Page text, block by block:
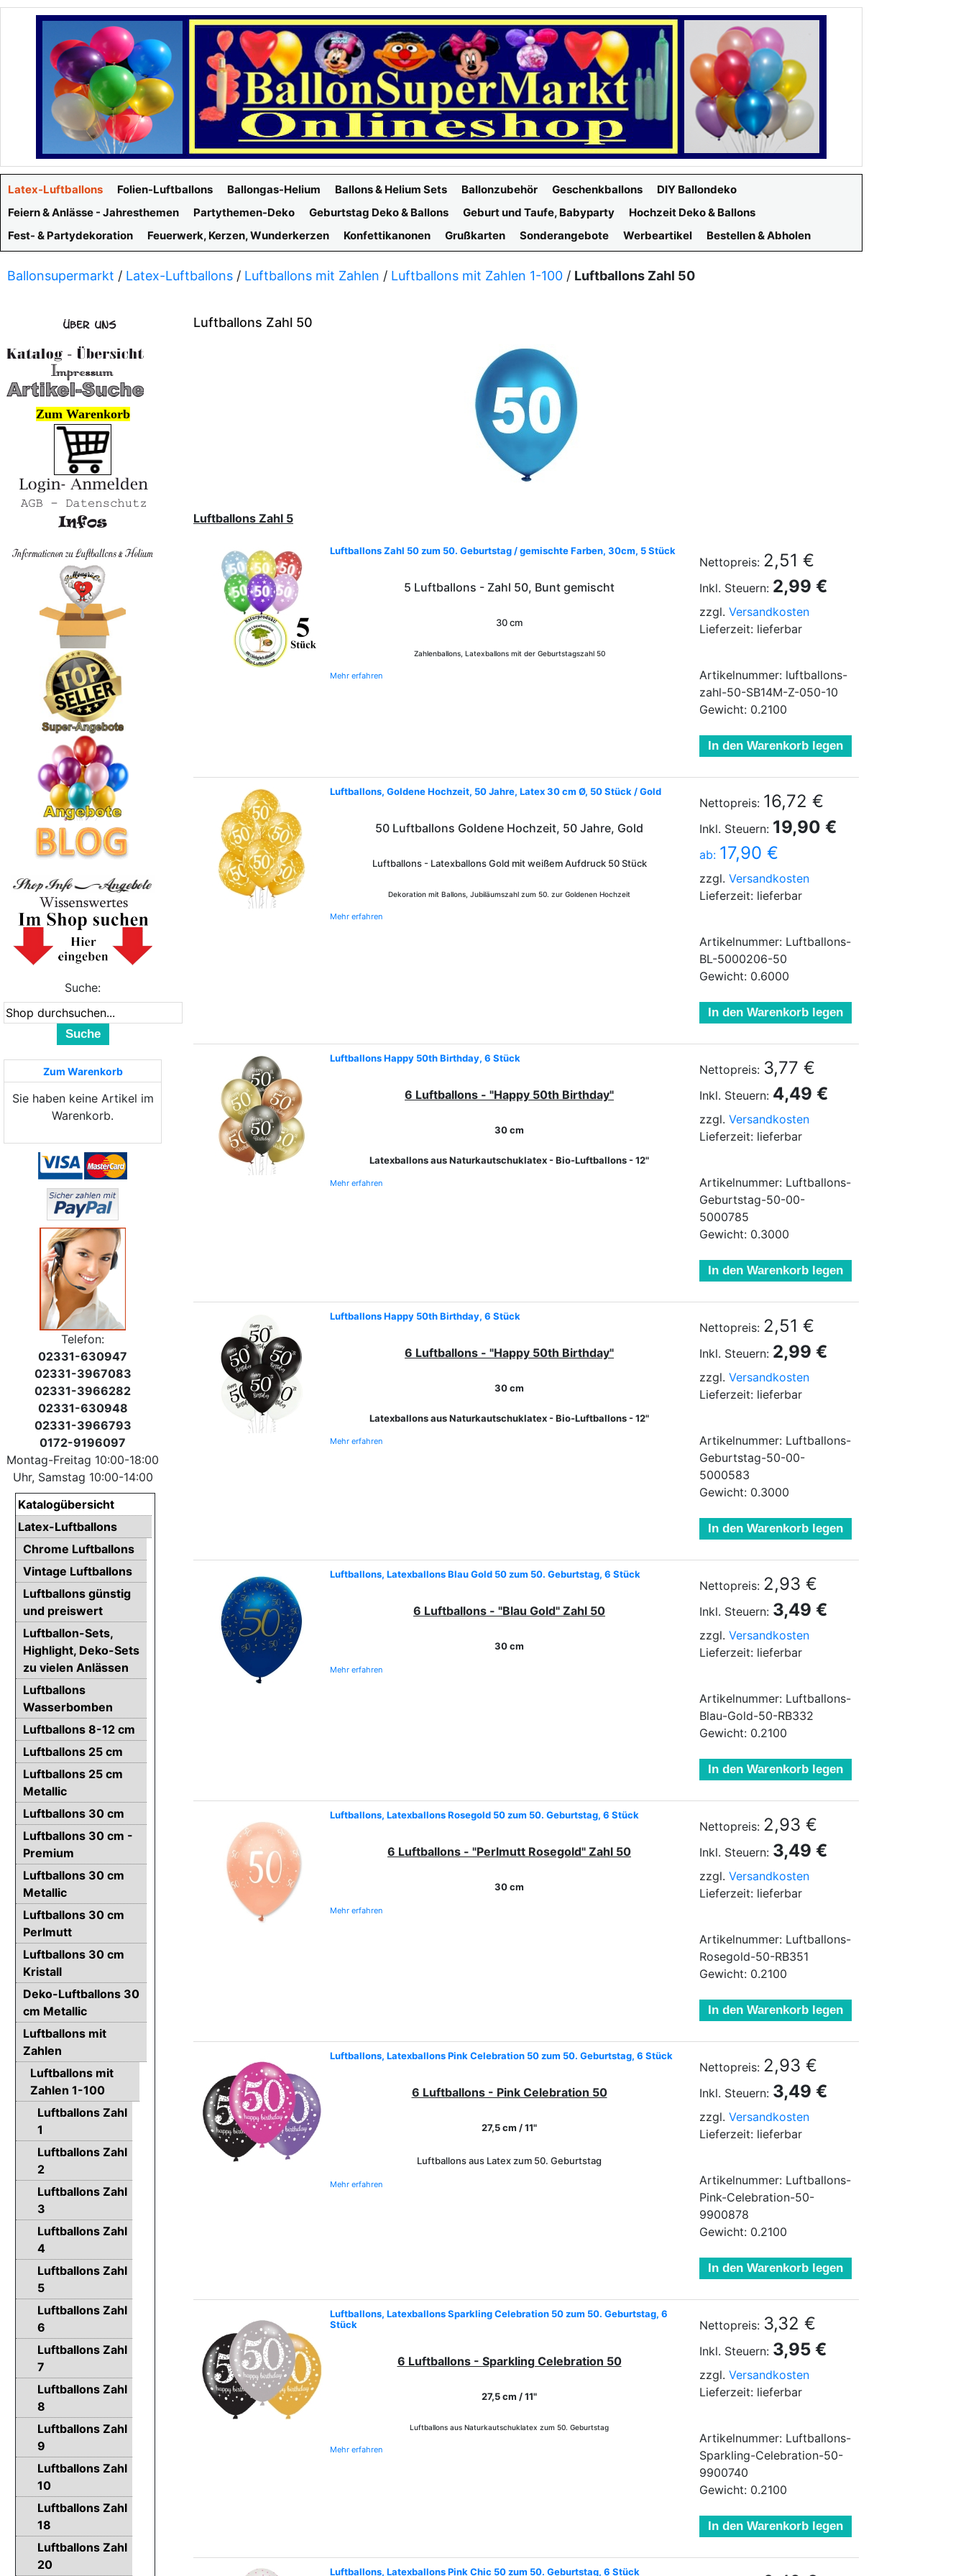
Latex-Luftballons Folien-Luftballons Ballongas-Helium Ballons & Helium Sets Ballonzubehör Geschenkballons
DIY Ballondeko
Feiern & Anlässe - Jahresthemen
Partythemen-Deko Geburtstag Deko & Ballons Geburt und Taufe, Babyparty
Hochzeit Deko & Ballons
Fest- & Partydekoration
Feuerwerk, Kerzen, Wunderkerzen Konfettikanonen Grußkarten Sonderangebote Werbeartikel Bestellen & Abholen
Ballonsupermarkt / Latex-Luftballons / Luftballons mit Zahlen / Luftballons mit Zahlen 1-100 / Luftballons Zahl 50
Luftballons Zahl 50
Luftballons Zahl 5
Luftballons Zahl 50 zum 50. Geburtstag / gemischte Farben, 30cm, 5 Stück
5 Luftballons - Zahl 50, Bunt gemischt
30 cm
Zahlenballons, Latexballons mit der Geburtstagszahl 50
Mehr erfahren
Nettopreis: 2,51 €
Inkl. Steuern: 2,99 €
zzgl. Versandkosten
Lieferzeit: lieferbar
Artikelnummer: luftballons-
zahl-50-SB14M-Z-050-10
Gewicht: 0.2100
In den Warenkorb legen
Luftballons, Goldene Hochzeit, 50 Jahre, Latex 30 cm Ø, 50 Stück / Gold
50 Luftballons Goldene Hochzeit, 50 Jahre, Gold
Luftballons - Latexballons Gold mit weißem Aufdruck 50 Stück
Dekoration mit Ballons, Jubiläumszahl zum 50. zur Goldenen Hochzeit
Mehr erfahren
Nettopreis: 16,72 €
Inkl. Steuern: 19,90 €
ab: 17,90 €
zzgl. Versandkosten
Lieferzeit: lieferbar
Artikelnummer: Luftballons-
BL-5000206-50
Gewicht: 0.6000
In den Warenkorb legen
Luftballons Happy 50th Birthday, 6 Stück
6 Luftballons - "Happy 50th Birthday"
30 cm
Latexballons aus Naturkautschuklatex - Bio-Luftballons - 12"
Mehr erfahren
Nettopreis: 3,77 €
Inkl. Steuern: 4,49 €
zzgl. Versandkosten
Lieferzeit: lieferbar
Artikelnummer: Luftballons-
Geburtstag-50-00-
5000785
Gewicht: 0.3000
In den Warenkorb legen
Luftballons Happy 50th Birthday, 6 Stück
6 Luftballons - "Happy 50th Birthday"
30 cm
Latexballons aus Naturkautschuklatex - Bio-Luftballons - 12"
Mehr erfahren
Nettopreis: 2,51 €
Inkl. Steuern: 2,99 €
zzgl. Versandkosten
Lieferzeit: lieferbar
Artikelnummer: Luftballons-
Geburtstag-50-00-
5000583
Gewicht: 0.3000
In den Warenkorb legen
Luftballons, Latexballons Blau Gold 50 zum 50. Geburtstag, 6 Stück
6 Luftballons - "Blau Gold" Zahl 50
30 cm
Mehr erfahren
Nettopreis: 2,93 €
Inkl. Steuern: 3,49 €
zzgl. Versandkosten
Lieferzeit: lieferbar
Artikelnummer: Luftballons-
Blau-Gold-50-RB332
Gewicht: 0.2100
In den Warenkorb legen
Luftballons, Latexballons Rosegold 50 zum 50. Geburtstag, 6 Stück
6 Luftballons - "Perlmutt Rosegold" Zahl 50
30 cm
Mehr erfahren
Nettopreis: 2,93 €
Inkl. Steuern: 3,49 €
zzgl. Versandkosten
Lieferzeit: lieferbar
Artikelnummer: Luftballons-
Rosegold-50-RB351
Gewicht: 0.2100
In den Warenkorb legen
Luftballons, Latexballons Pink Celebration 50 zum 50. Geburtstag, 6 Stück
6 Luftballons - Pink Celebration 50
27,5 cm / 11"
Luftballons aus Latex zum 50. Geburtstag
Mehr erfahren
Nettopreis: 2,93 €
Inkl. Steuern: 3,49 €
zzgl. Versandkosten
Lieferzeit: lieferbar
Artikelnummer: Luftballons-
Pink-Celebration-50-
9900878
Gewicht: 0.2100
In den Warenkorb legen
Luftballons, Latexballons Sparkling Celebration 50 zum 50. Geburtstag, 6
Stück
6 Luftballons - Sparkling Celebration 50
27,5 cm / 11"
Luftballons aus Naturkautschuklatex zum 50. Geburtstag
Mehr erfahren
Nettopreis: 3,32 €
Inkl. Steuern: 3,95 €
zzgl. Versandkosten
Lieferzeit: lieferbar
Artikelnummer: Luftballons-
Sparkling-Celebration-50-
9900740
Gewicht: 0.2100
In den Warenkorb legen
Luftballons, Latexballons Pink Chic 50 zum 50. Geburtstag, 6 Stück
Zum Warenkorb
Suche:
Suche
Zum Warenkorb
Sie haben keine Artikel im
Warenkorb.
Telefon:
02331-630947
02331-3967083
02331-3966282
02331-630948
02331-3966793
0172-9196097
Montag-Freitag 10:00-18:00
Uhr, Samstag 10:00-14:00
Katalogübersicht
Latex-Luftballons
Chrome Luftballons
Vintage Luftballons
Luftballons günstig
und preiswert
Luftballon-Sets,
Highlight, Deko-Sets
zu vielen Anlässen
Luftballons
Wasserbomben
Luftballons 8-12 cm
Luftballons 25 cm
Luftballons 25 cm
Metallic
Luftballons 30 cm
Luftballons 30 cm -
Premium
Luftballons 30 cm
Metallic
Luftballons 30 cm
Perlmutt
Luftballons 30 cm
Kristall
Deko-Luftballons 30
cm Metallic
Luftballons mit
Zahlen
Luftballons mit
Zahlen 1-100
Luftballons Zahl
1
Luftballons Zahl
2
Luftballons Zahl
3
Luftballons Zahl
4
Luftballons Zahl
5
Luftballons Zahl
6
Luftballons Zahl
7
Luftballons Zahl
8
Luftballons Zahl
9
Luftballons Zahl
10
Luftballons Zahl
18
Luftballons Zahl
20